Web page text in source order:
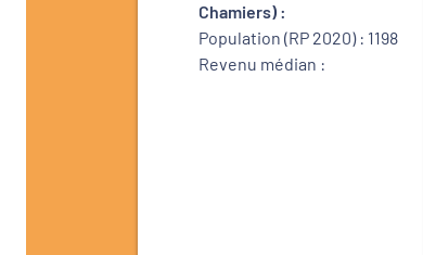
Chamiers) :
Population (RP 2020) : 1198
Revenu médian :